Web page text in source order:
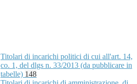
Titolari di incarichi politici di cui all'art. 14,
co. 1, del dlgs n. 33/2013 (da pubblicare in
tabelle) 148